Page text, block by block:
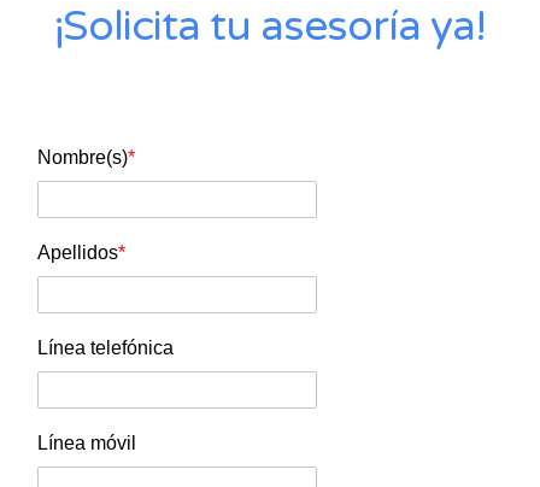
¡Solicita tu asesoría ya!
Nombre(s)*
Apellidos*
Línea telefónica
Línea móvil